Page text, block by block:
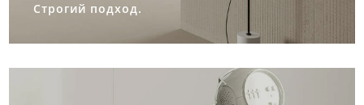
Строгий подход.